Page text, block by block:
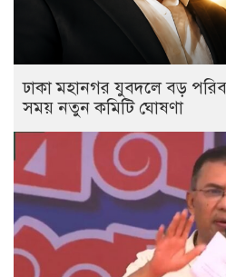
ঢাকা মহানগর যুবদলে বড়
সময় নতুন কমিটি ঘোষণা